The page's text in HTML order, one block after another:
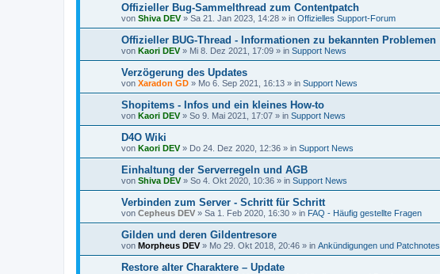
Offizieller Bug-Sammelthread zum Contentpatch
von Shiva DEV» Sa 21. Jan 2023, 14:28 » in Offizielles Support-Forum
Offizieller BUG-Thread - Informationen zu bekannten Problemen
von Kaori DEV» Mi 8. Dez 2021, 17:09 » in Support News
Verzögerung des Updates
von Xaradon GD » Mo 6. Sep 2021, 16:13 » in Support News
Shopitems - Infos und ein kleines How-to
von Kaori DEV» So 9. Mai 2021, 17:07 » in Support News
D4O Wiki
von Kaori DEV» Do 24. Dez 2020, 12:36 » in Support News
Einhaltung der Serverregeln und AGB
von Shiva DEV» So 4. Okt 2020, 10:36 » in Support News
Verbinden zum Server - Schritt für Schritt
von Cepheus DEV » Sa 1. Feb 2020, 16:30 » in FAQ - Häufig gestellte Fragen
Gilden und deren Gildentresore
von Morpheus DEV» Mo 29. Okt 2018, 20:46 » in Ankündigungen und Patchnotes
Restore alter Charaktere – Update